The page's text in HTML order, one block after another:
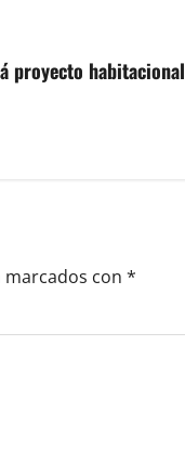
proyecto habitacional
con *